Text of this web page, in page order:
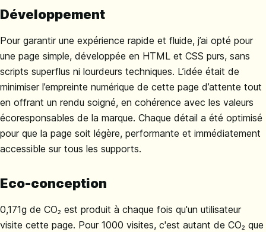
Développement
Pour garantir une expérience rapide et fluide, j’ai opté pour
une page simple, développée en HTML et CSS purs, sans
scripts superflus ni lourdeurs techniques. L’idée était de
minimiser l’empreinte numérique de cette page d’attente tout
en offrant un rendu soigné, en cohérence avec les valeurs
écoresponsables de la marque. Chaque détail a été optimisé
pour que la page soit légère, performante et immédiatement
accessible sur tous les supports.
Eco-conception
0,171g de CO₂ est produit à chaque fois qu'un utilisateur
visite cette page. Pour 1000 visites, c'est autant de CO₂ que